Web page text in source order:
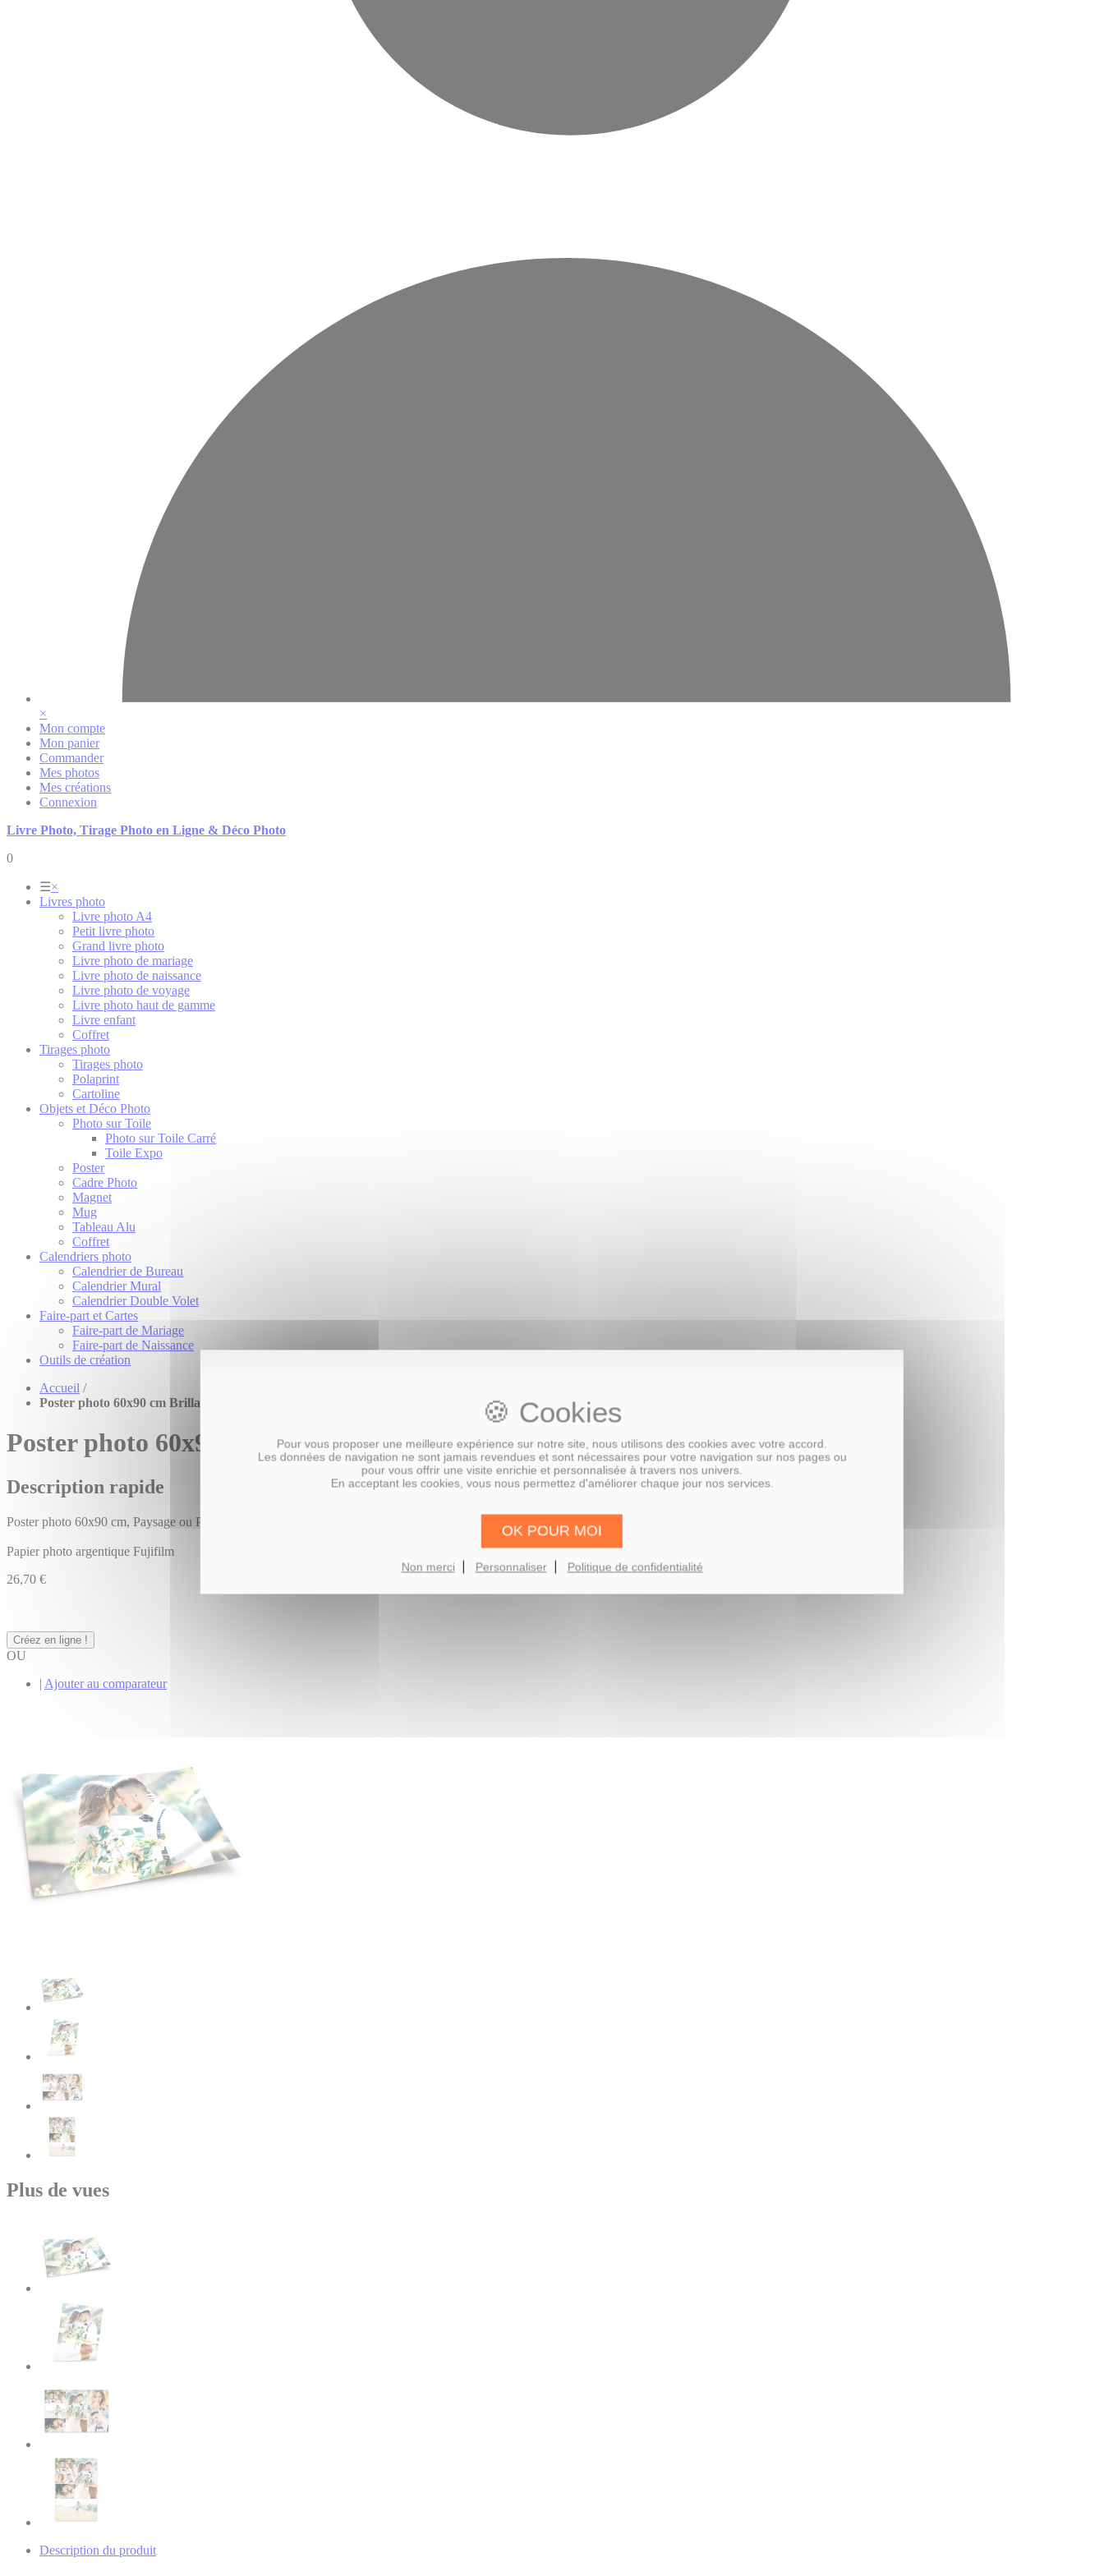
Pour vous proposer une meilleure expérience sur notre site, nous utilisons des cookies avec votre accord.
Les données de navigation ne sont jamais revendues et sont nécessaires pour votre navigation sur nos pages ou
pour vous offrir une visite enrichie et personnalisée à travers nos univers.
En acceptant les cookies, vous nous permettez d'améliorer chaque jour nos services.
OK POUR MOI
Non merci Personnaliser Politique de confidentialité
×
Mon compte
Mon panier
Commander
Mes photos
Mes créations
Connexion
Livre Photo, Tirage Photo en Ligne & Déco Photo
0
☰×
Livres photo
Livre photo A4
Petit livre photo
Grand livre photo
Livre photo de mariage
Livre photo de naissance
Livre photo de voyage
Livre photo haut de gamme
Livre enfant
Coffret
Tirages photo
Tirages photo
Polaprint
Cartoline
Objets et Déco Photo
Photo sur Toile
Photo sur Toile Carré
Toile Expo
Poster
Cadre Photo
Magnet
Mug
Tableau Alu
Coffret
Calendriers photo
Calendrier de Bureau
Calendrier Mural
Calendrier Double Volet
Faire-part et Cartes
Faire-part de Mariage
Faire-part de Naissance
Outils de création
Accueil /
Poster photo 60x90 cm Brillant
Poster photo 60x90 cm Brillant
Description rapide
Poster photo 60x90 cm, Paysage ou Portrait
Papier photo argentique Fujifilm
26,70 €
Créez en ligne !
OU
| Ajouter au comparateur
Plus de vues
Description du produit